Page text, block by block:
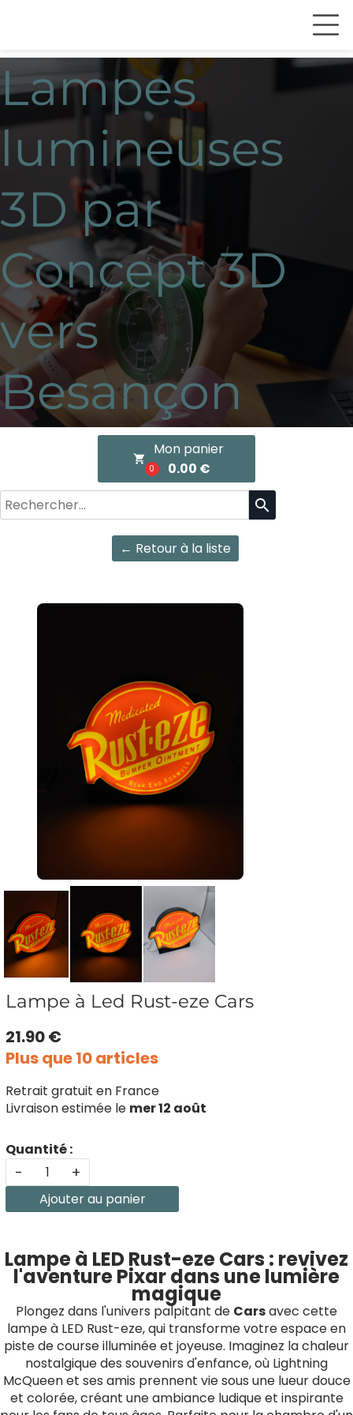
Lampes
lumineuses
3D par
Concept 3D
vers
Besançon
local_grocery_store
0
Mon panier
0.00 €
search
← Retour à la liste
Lampe à Led Rust-eze Cars
21.90 €
Plus que 10 articles
Retrait gratuit en France
Livraison estimée le mer 12 août
Quantité :
- +
Ajouter au panier
Lampe à LED Rust-eze Cars : revivez
l'aventure Pixar dans une lumière
magique
Plongez dans l'univers palpitant de Carsavec cette
lampe à LED Rust-eze, qui transforme votre espace en
piste de course illuminée et joyeuse. Imaginez la chaleur
nostalgique des souvenirs d'enfance, où Lightning
McQueen et ses amis prennent vie sous une lueur douce
et colorée, créant une ambiance ludique et inspirante